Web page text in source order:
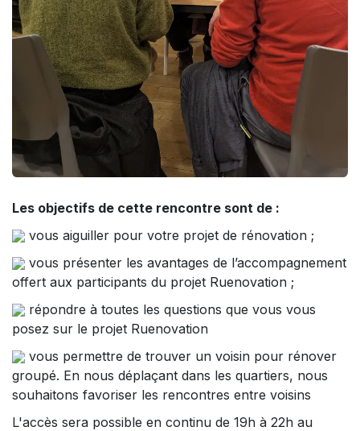
Les objectifs de cette rencontre sont de :
vous aiguiller pour votre projet de rénovation ;
vous présenter les avantages de l’accompagnement
offert aux participants du projet Ruenovation ;
répondre à toutes les questions que vous vous
posez sur le projet Ruenovation
vous permettre de trouver un voisin pour rénover
groupé. En nous déplaçant dans les quartiers, nous
souhaitons favoriser les rencontres entre voisins
L'accès sera possible en continu de 19h à 22h au